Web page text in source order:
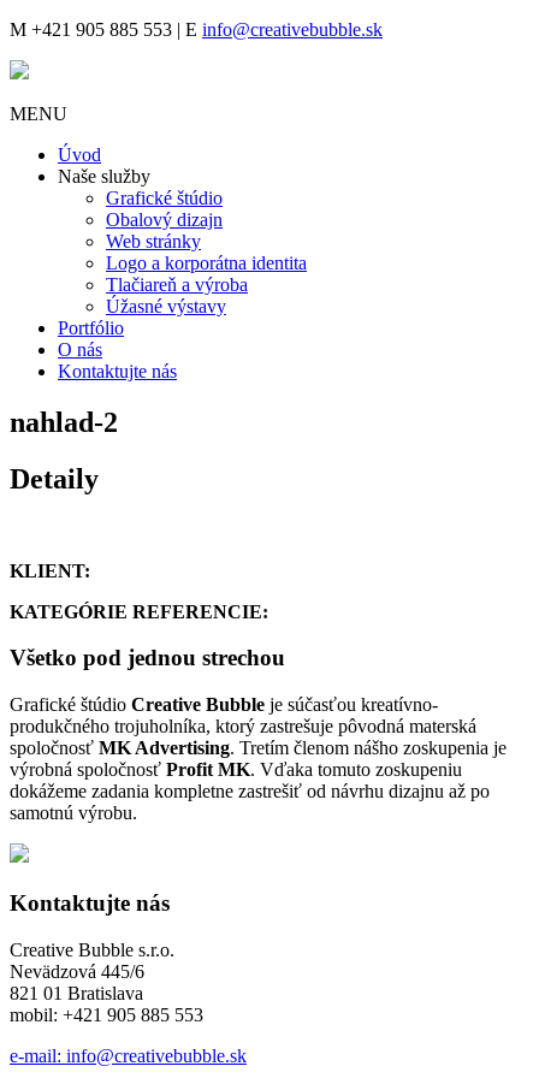
M +421 905 885 553 | E info@creativebubble.sk
MENU
Úvod
Naše služby
Grafické štúdio
Obalový dizajn
Web stránky
Logo a korporátna identita
Tlačiareň a výroba
Úžasné výstavy
Portfólio
O nás
Kontaktujte nás
nahlad-2
Detaily
KLIENT:
KATEGÓRIE REFERENCIE:
Všetko pod jednou strechou
Grafické štúdio Creative Bubble je súčasťou kreatívno-
produkčného trojuholníka, ktorý zastrešuje pôvodná materská
spoločnosť MK Advertising. Tretím členom nášho zoskupenia je
výrobná spoločnosť Profit MK. Vďaka tomuto zoskupeniu
dokážeme zadania kompletne zastrešiť od návrhu dizajnu až po
samotnú výrobu.
Kontaktujte nás
Creative Bubble s.r.o.
Nevädzová 445/6
821 01 Bratislava
mobil: +421 905 885 553
e-mail: info@creativebubble.sk